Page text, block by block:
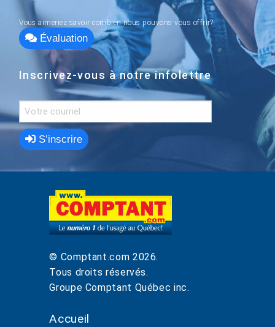
Vous aimeriez savoir combien nous pouvons vous offrir?
Évaluation
Inscrivez-vous à notre infolettre
S’inscrire
© Comptant.com 2026.
Tous droits réservés.
Groupe Comptant Québec inc.
Accueil